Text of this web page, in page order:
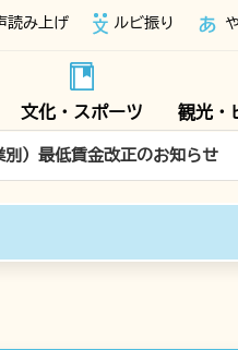
読み上げ ルビ振り
文化・スポーツ 観光・
）最低賃金改正のお知らせ